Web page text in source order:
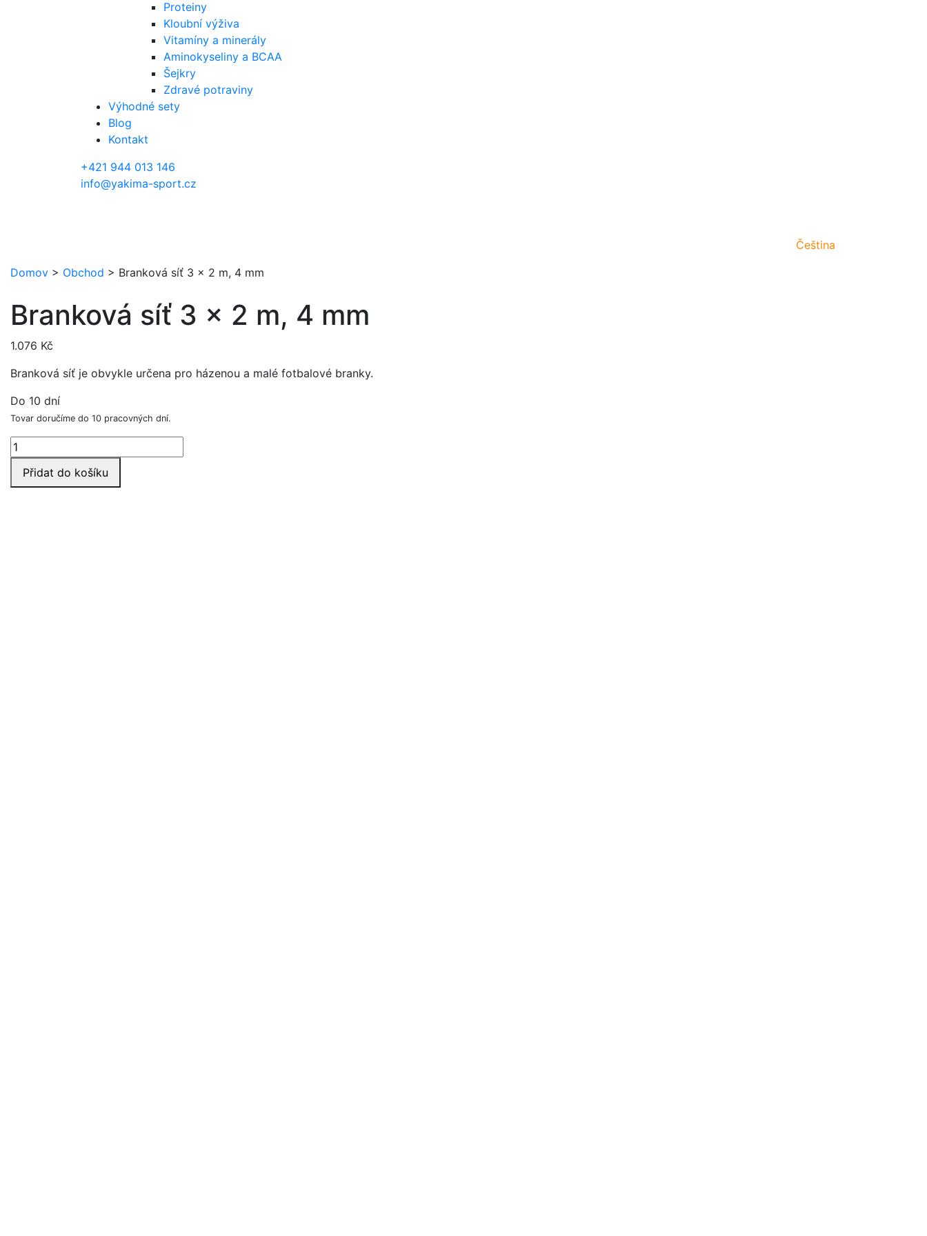
Proteiny
Kloubní výživa
Vitamíny a minerály
Aminokyseliny a BCAA
Šejkry
Zdravé potraviny
Výhodné sety
Blog
Kontakt
+421 944 013 146
info@yakima-sport.cz
Čeština
Domov > Obchod > Branková síť 3 x 2 m, 4 mm
Branková síť 3 x 2 m, 4 mm
1.076 Kč
Branková síť je obvykle určena pro házenou a malé fotbalové branky.
Do 10 dní
Tovar doručíme do 10 pracovných dní.
Branková
síť
Přidat do košíku